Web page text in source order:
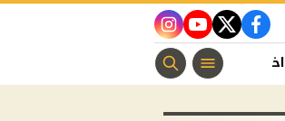
facebook
twitter
youtube
instagram
اخبار الفن منوعات مسيحية